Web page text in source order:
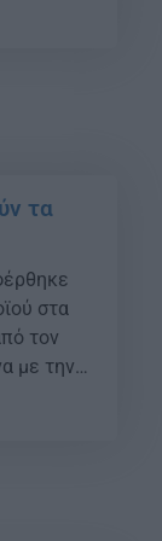
τα
στα
τον
με την
του